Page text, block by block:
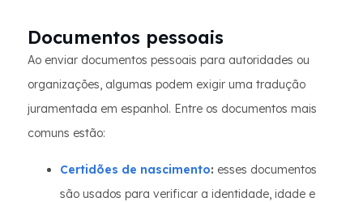
Documentos pessoais
Ao enviar documentos pessoais para autoridades ou
organizações, algumas podem exigir uma tradução
juramentada em espanhol. Entre os documentos mais
comuns estão:
Certidões de nascimento: esses documentos
são usados para verificar a identidade, idade e